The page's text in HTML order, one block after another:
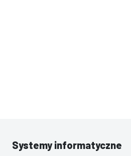
Systemy informatyczne